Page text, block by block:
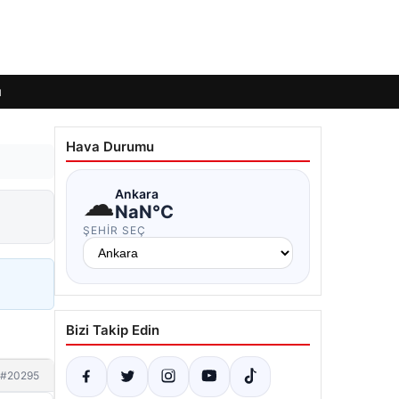
#20295
Hava Durumu
☁Ankara
NaN°C
ŞEHIR SEÇ
Bizi Takip Edin